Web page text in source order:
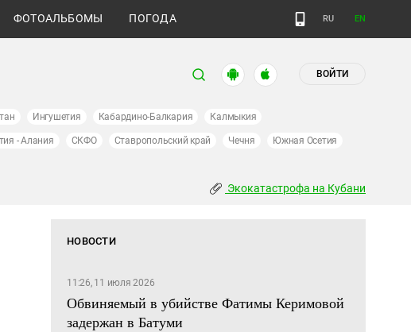
ФОТОАЛЬБОМЫ ПОГОДА RU EN
ВОЙТИ
Ингушетия Кабардино-Балкария Калмыкия
- Алания СКФО Ставропольский край Чечня Южная Осетия
Экокатастрофа на Кубани
НОВОСТИ
11:26, 11 июля 2026
Обвиняемый в убийстве Фатимы Керимовой
задержан в Батуми